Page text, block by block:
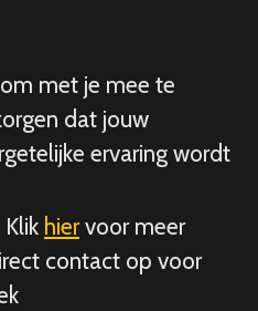
met je mee te
dat jouw
ervaring wordt
hiervoor meer
contact op voor